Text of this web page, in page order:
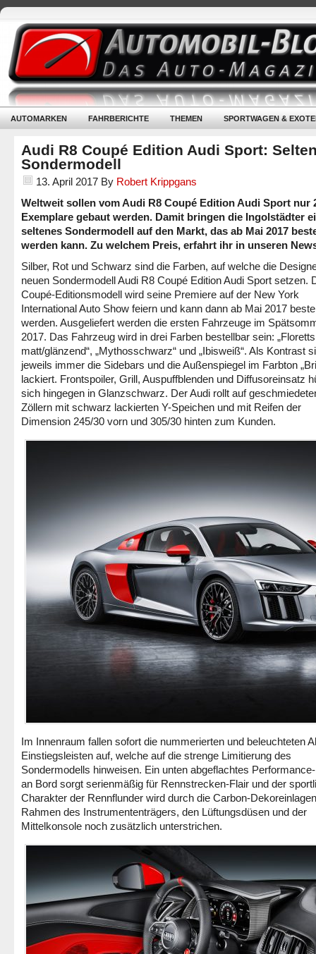
AUTOMARKEN FAHRBERICHTE THEMEN SPORTWAGEN &
Audi R8 Coupé Edition Audi Sport:
Sondermodell
13. April 2017 By Robert Krippgans
Weltweit sollen vom Audi R8 Coupé Edition Audi Sport nur
Exemplare gebaut werden. Damit bringen die Ingolstädter
seltenes Sondermodell auf den Markt, das ab Mai 2017
werden kann. Zu welchem Preis, erfahrt ihr in unseren
Silber, Rot und Schwarz sind die Farben, auf welche die
neuen Sondermodell Audi R8 Coupé Edition Audi Sport setzen.
Coupé-Editionsmodell wird seine Premiere auf der New York
International Auto Show feiern und kann dann ab Mai 2017
werden. Ausgeliefert werden die ersten Fahrzeuge im
2017. Das Fahrzeug wird in drei Farben bestellbar sein:
matt/glänzend“, „Mythosschwarz“ und „Ibisweiß“. Als Kontrast
jeweils immer die Sidebars und die Außenspiegel im Farbton
lackiert. Frontspoiler, Grill, Auspuffblenden und Diffusoreinsatz
sich hingegen in Glanzschwarz. Der Audi rollt auf
Zöllern mit schwarz lackierten Y-Speichen und mit Reifen der
Dimension 245/30 vorn und 305/30 hinten zum Kunden.
Im Innenraum fallen sofort die nummerierten und beleuchteten
Einstiegsleisten auf, welche auf die strenge Limitierung des
Sondermodells hinweisen. Ein unten abgeflachtes
an Bord sorgt serienmäßig für Rennstrecken-Flair und der
Charakter der Rennflunder wird durch die Carbon-
Rahmen des Instrumententrägers, den Lüftungsdüsen und der
Mittelkonsole noch zusätzlich unterstrichen.